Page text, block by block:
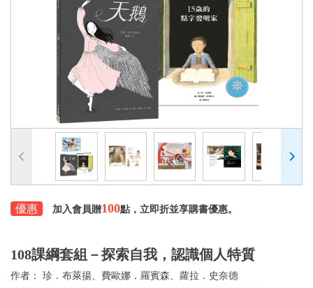
優惠 加入會員贈100點，立即折並享購書優惠。
108課綱套組－探索自我，認識個人特質
作者： 珍．布萊揚、費歐娜．羅賓森、蘿拉．史奈德